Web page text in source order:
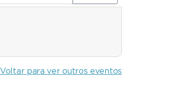
Voltar para ver outros eventos